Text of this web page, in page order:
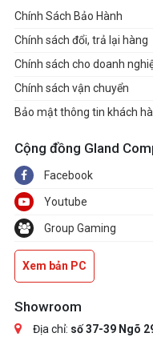
Chính Sách Bảo Hành
Chính sách đổi, trả lại hàng
Chính sách cho doanh
Chính sách vận chuyển
Bảo mật thông tin khách
Cộng đồng Gland
Facebook
Youtube
Group Gaming
Xem bản PC
Showroom
Địa chỉ: số 37-39 Ngõ